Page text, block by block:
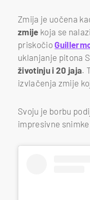
Zmija je uočena
zmije koja se
priskočio
uklanjanje pitona
životinju i 20 jaja.
izvlačenja zmije
Svoju je borbu
impresivne